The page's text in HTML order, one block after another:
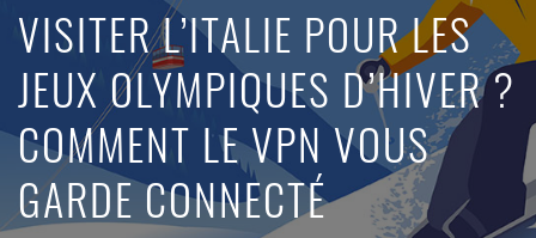
VISITER L’ITALIE POUR LES
JEUX OLYMPIQUES D’HIVER ?
COMMENT LE VPN VOUS
GARDE CONNECTÉ